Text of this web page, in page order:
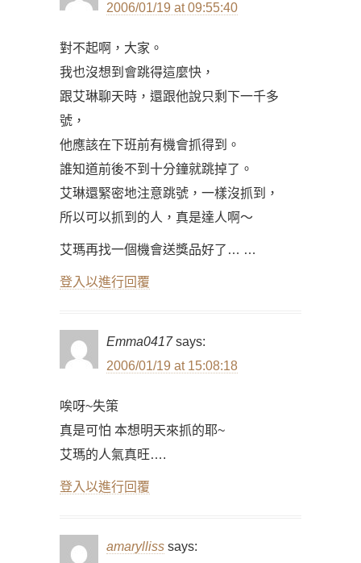
2006/01/19 at 09:55:40
對不起啊，大家。
我也沒想到會跳得這麼快，
跟艾琳聊天時，還跟他說只剩下一千多
號，
他應該在下班前有機會抓得到。
誰知道前後不到十分鐘就跳掉了。
艾琳還緊密地注意跳號，一樣沒抓到，
所以可以抓到的人，真是達人啊～
艾瑪再找一個機會送獎品好了… …
登入以進行回覆
Emma0417 says:
2006/01/19 at 15:08:18
唉呀~失策
真是可怕 本想明天來抓的耶~
艾瑪的人氣真旺….
登入以進行回覆
amarylliss says: